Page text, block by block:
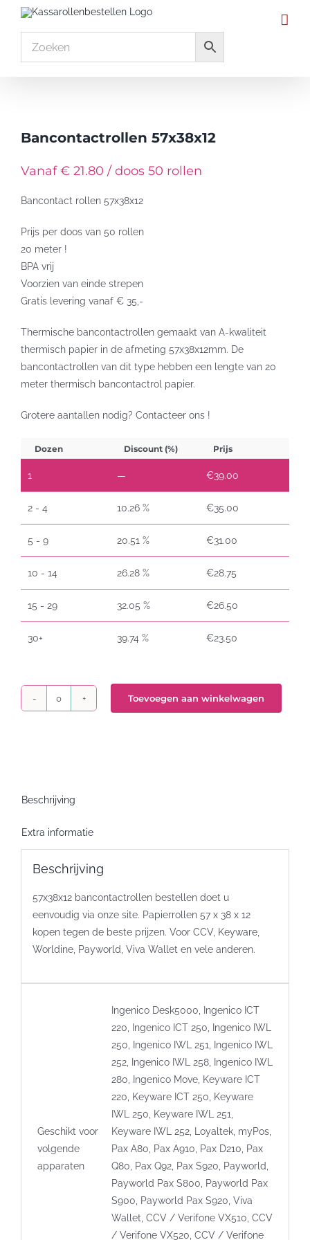
Bancontactrollen 57x38x12
Vanaf € 21.80 / doos 50 rollen
Bancontact rollen 57x38x12
Prijs per doos van 50 rollen
20 meter !
BPA vrij
Voorzien van einde strepen
Gratis levering vanaf € 35,-
Thermische bancontactrollen gemaakt van A-kwaliteit
thermisch papier in de afmeting 57x38x12mm. De
bancontactrollen van dit type hebben een lengte van 20
meter thermisch bancontactrol papier.
Grotere aantallen nodig? Contacteer ons !
Dozen Discount (%) Prijs
1 — €39.00
2 - 4 10.26 % €35.00
5 - 9 20.51 % €31.00
10 - 14 26.28 % €28.75
15 - 29 32.05 % €26.50
30+ 39.74 % €23.50
Bancontactrollen
Toevoegen aan winkelwagen
Beschrijving
Extra informatie
Beschrijving
57x38x12 bancontactrollen bestellen doet u
eenvoudig via onze site. Papierrollen 57 x 38 x 12
kopen tegen de beste prijzen. Voor CCV, Keyware,
Worldine, Payworld, Viva Wallet en vele anderen.
Geschikt voor
volgende
apparaten
Ingenico Desk5000, Ingenico ICT
220, Ingenico ICT 250, Ingenico IWL
250, Ingenico IWL 251, Ingenico IWL
252, Ingenico IWL 258, Ingenico IWL
280, Ingenico Move, Keyware ICT
220, Keyware ICT 250, Keyware
IWL 250, Keyware IWL 251,
Keyware IWL 252, Loyaltek, myPos,
Pax A80, Pax A910, Pax D210, Pax
Q80, Pax Q92, Pax S920, Payworld,
Payworld Pax S800, Payworld Pax
S900, Payworld Pax S920, Viva
Wallet, CCV / Verifone VX510, CCV
/ Verifone VX520, CCV / Verifone